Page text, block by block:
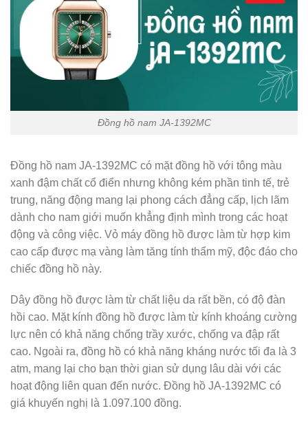
Đồng hồ nam JA-1392MC
Đồng hồ nam JA-1392MC có mặt đồng hồ với tông màu
xanh đậm chất cổ điển nhưng không kém phần tinh tế, trẻ
trung, năng động mang lại phong cách đẳng cấp, lịch lãm
dành cho nam giới muốn khẳng định mình trong các hoạt
động và công việc. Vỏ máy đồng hồ được làm từ hợp kim
cao cấp được mạ vàng làm tăng tính thẩm mỹ, độc đáo cho
chiếc đồng hồ này.
Dây đồng hồ được làm từ chất liệu da rất bền, có độ đàn
hồi cao. Mặt kính đồng hồ được làm từ kính khoáng cường
lực nên có khả năng chống trầy xước, chống va đập rất
cao. Ngoài ra, đồng hồ có khả năng kháng nước tối đa là 3
atm, mang lại cho bạn thời gian sử dụng lâu dài với các
hoạt động liên quan đến nước. Đồng hồ JA-1392MC có
giá khuyến nghị là 1.097.100 đồng.